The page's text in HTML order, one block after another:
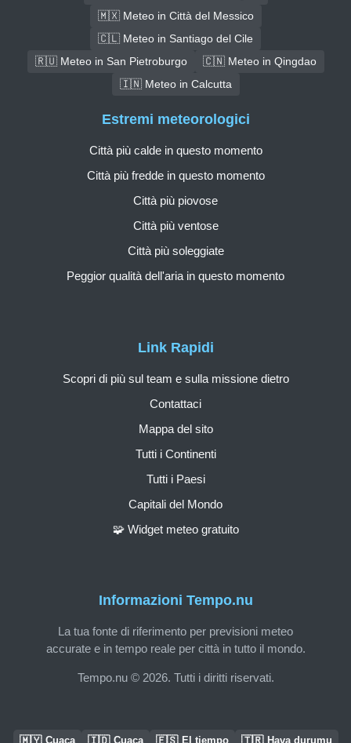
🇲🇽 Meteo in Città del Messico
🇨🇱 Meteo in Santiago del Cile
🇷🇺 Meteo in San Pietroburgo
🇨🇳 Meteo in Qingdao
🇮🇳 Meteo in Calcutta
Informazioni Tempo.nu
La tua fonte di riferimento per previsioni meteo
accurate e in tempo reale per città in tutto il mondo.
Tempo.nu © 2026. Tutti i diritti riservati.
Link Rapidi
Scopri di più sul team e sulla missione dietro
Contattaci
Mappa del sito
Tutti i Continenti
Tutti i Paesi
Capitali del Mondo
🧩 Widget meteo gratuito
Estremi meteorologici
Città più calde in questo momento
Città più fredde in questo momento
Città più piovose
Città più ventose
Città più soleggiate
Peggior qualità dell'aria in questo momento
🇲🇾 Cuaca 🇮🇩 Cuaca 🇪🇸 El tiempo 🇹🇷 Hava durumu